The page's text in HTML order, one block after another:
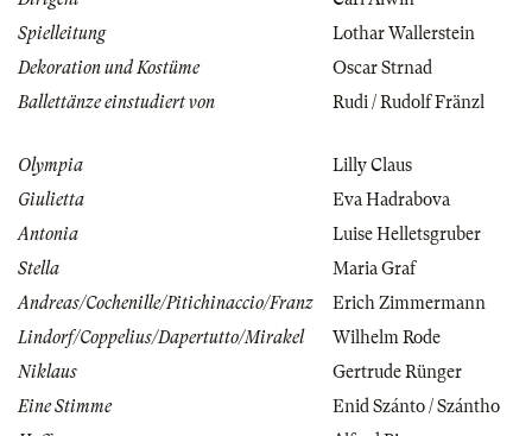
Spielleitung
Lothar Wallerstein
Dekoration und Kostüme
Oscar Strnad
Ballettänze einstudiert von
Rudi / Rudolf Fränzl
Olympia
Lilly Claus
Giulietta
Eva Hadrabova
Antonia
Luise Helletsgruber
Stella
Maria Graf
Andreas/Cochenille/Pitichinaccio/Franz
Erich Zimmermann
Lindorf/Coppelius/Dapertutto/Mirakel
Wilhelm Rode
Niklaus
Gertrude Rünger
Eine Stimme
Enid Szánto / Szántho